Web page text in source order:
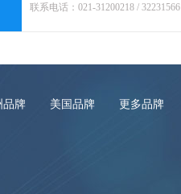
联系电话：021-31200218 / 32231566
品牌 美国品牌 更多品牌